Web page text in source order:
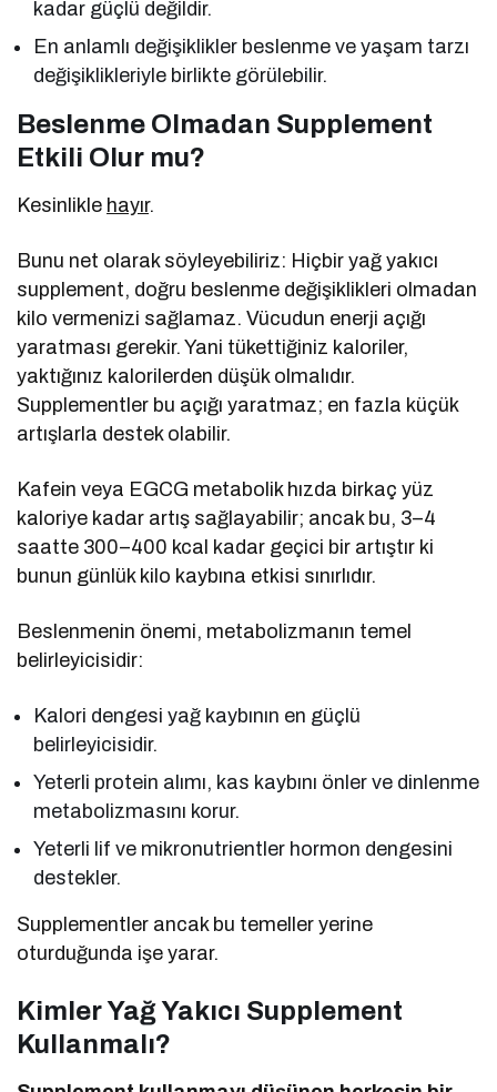
kadar güçlü değildir.
En anlamlı değişiklikler beslenme ve yaşam tarzı
değişiklikleriyle birlikte görülebilir.
Beslenme Olmadan Supplement
Etkili Olur mu?
Kesinlikle hayır.
Bunu net olarak söyleyebiliriz: Hiçbir yağ yakıcı
supplement, doğru beslenme değişiklikleri olmadan
kilo vermenizi sağlamaz. Vücudun enerji açığı
yaratması gerekir. Yani tükettiğiniz kaloriler,
yaktığınız kalorilerden düşük olmalıdır.
Supplementler bu açığı yaratmaz; en fazla küçük
artışlarla destek olabilir.
Kafein veya EGCG metabolik hızda birkaç yüz
kaloriye kadar artış sağlayabilir; ancak bu, 3–4
saatte 300–400 kcal kadar geçici bir artıştır ki
bunun günlük kilo kaybına etkisi sınırlıdır.
Beslenmenin önemi, metabolizmanın temel
belirleyicisidir:
Kalori dengesi yağ kaybının en güçlü
belirleyicisidir.
Yeterli protein alımı, kas kaybını önler ve dinlenme
metabolizmasını korur.
Yeterli lif ve mikronutrientler hormon dengesini
destekler.
Supplementler ancak bu temeller yerine
oturduğunda işe yarar.
Kimler Yağ Yakıcı Supplement
Kullanmalı?